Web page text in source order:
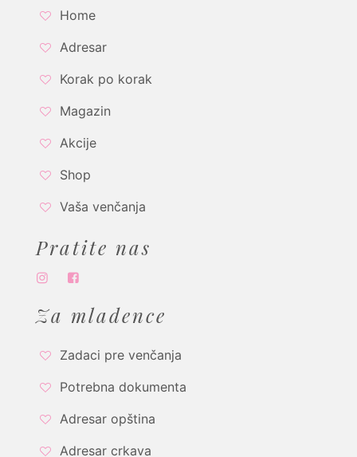
Home
Adresar
Korak po korak
Magazin
Akcije
Shop
Vaša venčanja
Pratite nas
Za mladence
Zadaci pre venčanja
Potrebna dokumenta
Adresar opština
Adresar crkava